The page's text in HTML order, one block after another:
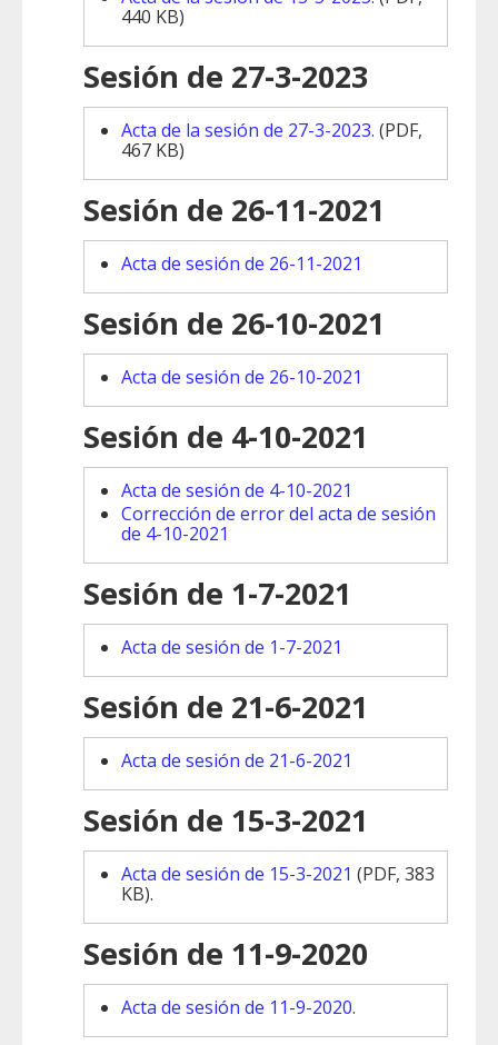
440 KB)
Sesión de 27-3-2023
Acta de la sesión de 27-3-2023. (PDF,
467 KB)
Sesión de 26-11-2021
Acta de sesión de 26-11-2021
Sesión de 26-10-2021
Acta de sesión de 26-10-2021
Sesión de 4-10-2021
Acta de sesión de 4-10-2021
Corrección de error del acta de sesión
de 4-10-2021
Sesión de 1-7-2021
Acta de sesión de 1-7-2021
Sesión de 21-6-2021
Acta de sesión de 21-6-2021
Sesión de 15-3-2021
Acta de sesión de 15-3-2021 (PDF, 383
KB).
Sesión de 11-9-2020
Acta de sesión de 11-9-2020.